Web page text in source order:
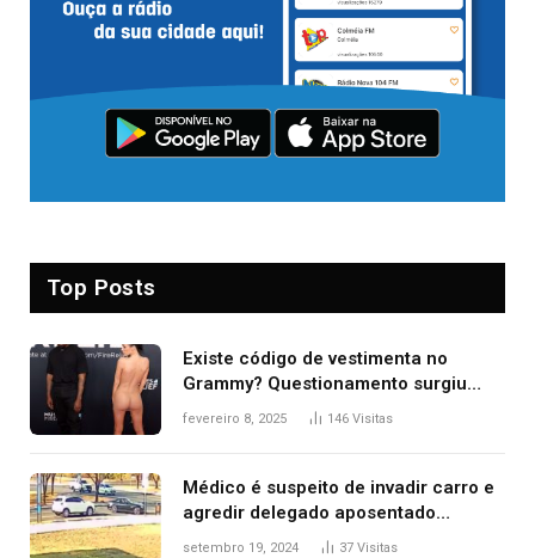
Top Posts
Existe código de vestimenta no
Grammy? Questionamento surgiu
após Bianca Censori, mulher de
fevereiro 8, 2025 146 Visitas
Médico é suspeito de invadir carro e
agredir delegado aposentado
durante confusão no trânsito
setembro 19, 2024 37 Visitas